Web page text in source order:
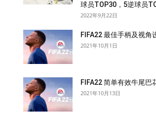
球员TOP30，5逆球员
2022年9月22日
FIFA22 最佳手柄及视角
2021年10月1日
FIFA22 简单有效牛尾巴
2021年10月13日